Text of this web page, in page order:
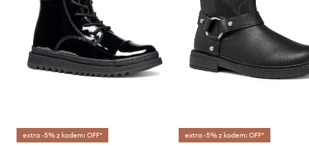
extra -5% z kodem: OFF* extra -5% z kodem: OFF*